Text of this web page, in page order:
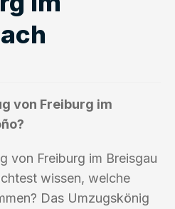
von Freiburg im
von Freiburg im Breisgau
wissen, welche
Das Umzugskönig